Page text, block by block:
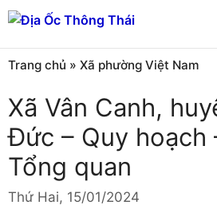
Chuyển
đến
nội
dung
Trang chủ » Xã phường Việt Nam
Xã Vân Canh,
Đức – Quy hoạch
Tổng quan
Thứ Hai, 15/01/2024